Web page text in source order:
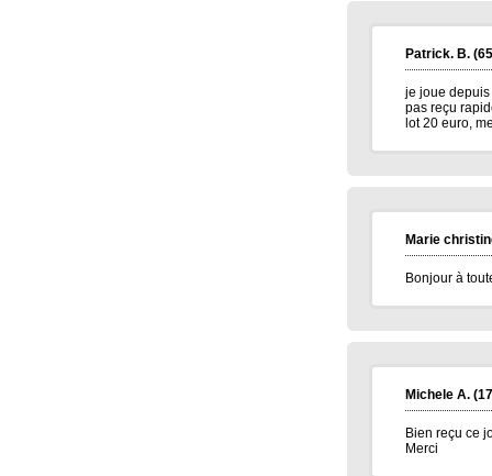
Patrick. B.
je joue
pas reçu
lot 20 euro,
Marie
Bonjour à
Michele A.
Bien reçu ce
Merci